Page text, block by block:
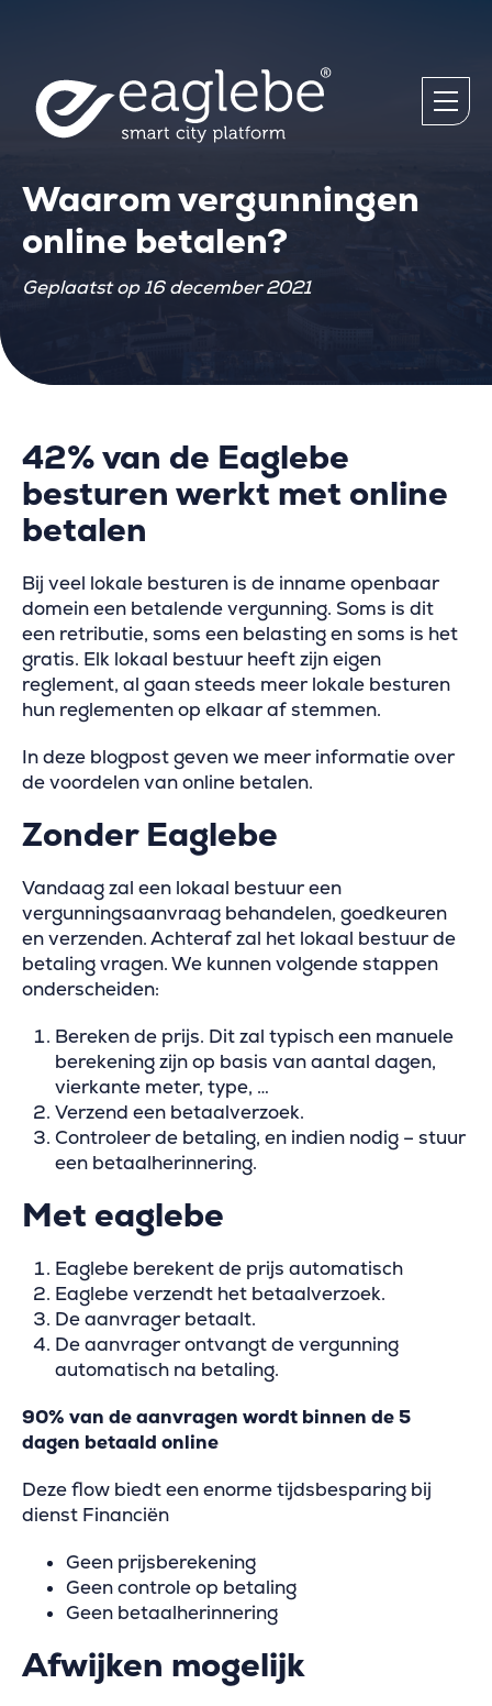
Waarom vergunningen
online betalen?
Geplaatst op 16 december 2021
42% van de Eaglebe
besturen werkt met online
betalen
Bij veel lokale besturen is de inname openbaar
domein een betalende vergunning. Soms is dit
een retributie, soms een belasting en soms is het
gratis. Elk lokaal bestuur heeft zijn eigen
reglement, al gaan steeds meer lokale besturen
hun reglementen op elkaar af stemmen.
In deze blogpost geven we meer informatie over
de voordelen van online betalen.
Zonder Eaglebe
Vandaag zal een lokaal bestuur een
vergunningsaanvraag behandelen, goedkeuren
en verzenden. Achteraf zal het lokaal bestuur de
betaling vragen. We kunnen volgende stappen
onderscheiden:
Bereken de prijs. Dit zal typisch een manuele
berekening zijn op basis van aantal dagen,
vierkante meter, type, …
Verzend een betaalverzoek.
Controleer de betaling, en indien nodig – stuur
een betaalherinnering.
Met eaglebe
Eaglebe berekent de prijs automatisch
Eaglebe verzendt het betaalverzoek.
De aanvrager betaalt.
De aanvrager ontvangt de vergunning
automatisch na betaling.
90% van de aanvragen wordt binnen de 5
dagen betaald online
Deze flow biedt een enorme tijdsbesparing bij
dienst Financiën
Geen prijsberekening
Geen controle op betaling
Geen betaalherinnering
Afwijken mogelijk